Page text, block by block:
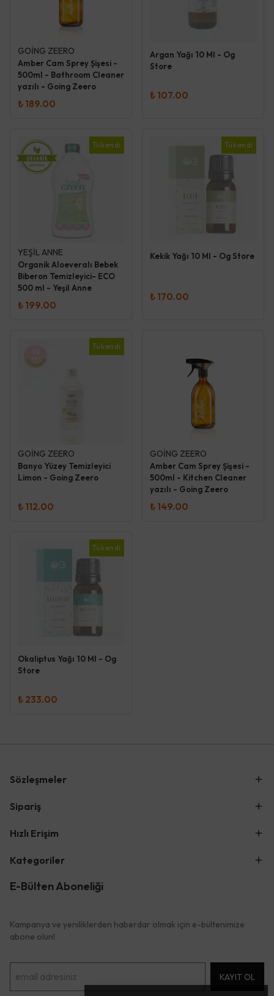
GOİNG ZEERO
Amber Cam Sprey Şişesi -
500ml - Bathroom Cleaner
yazılı - Going Zeero
₺ 189.00
Argan Yağı 10 Ml - Og
Store
₺ 107.00
Tükendi
YEŞİL ANNE
Organik Aloeveralı Bebek
Biberon Temizleyici- ECO
500 ml - Yeşil Anne
₺ 199.00
Tükendi
Kekik Yağı 10 Ml - Og Store
₺ 170.00
Tükendi
GOİNG ZEERO
Banyo Yüzey Temizleyici
Limon - Going Zeero
₺ 112.00
GOİNG ZEERO
Amber Cam Sprey Şişesi -
500ml - Kitchen Cleaner
yazılı - Going Zeero
₺ 149.00
Tükendi
Okaliptus Yağı 10 Ml - Og
Store
₺ 233.00
Sözleşmeler
Sipariş
Hızlı Erişim
Kategoriler
E-Bülten Aboneliği
Kampanya ve yeniliklerden haberdar olmak için e-bültenimize
abone olun!
KAYIT OL